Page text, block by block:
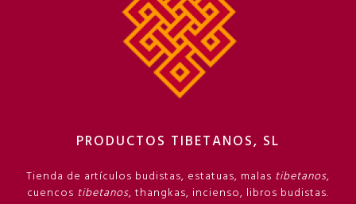
PRODUCTOS TIBETANOS, SL
Tienda de artículos budistas, estatuas, malas tibetanos,
cuencos tibetanos, thangkas, incienso, libros budistas.